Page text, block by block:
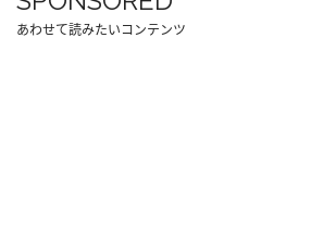
あわせて読みたいコンテンツ